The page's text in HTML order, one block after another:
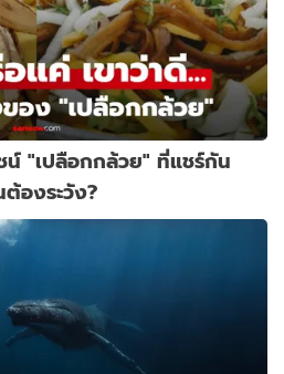
น์ "เปลือกกล้วย" ที่แชร์กัน
องระวัง?